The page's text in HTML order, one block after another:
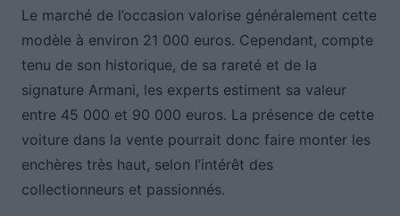
Le marché de l’occasion valorise généralement cette
modèle à environ 21 000 euros. Cependant, compte
tenu de son historique, de sa rareté et de la
signature Armani, les experts estiment sa valeur
entre 45 000 et 90 000 euros. La présence de cette
voiture dans la vente pourrait donc faire monter les
enchères très haut, selon l’intérêt des
collectionneurs et passionnés.